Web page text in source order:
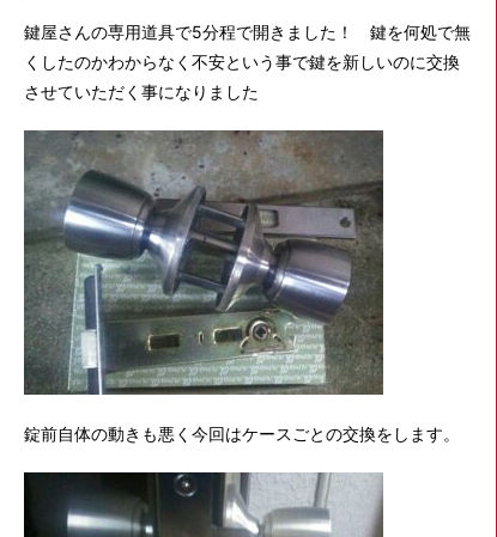
鍵屋さんの専用道具で5分程で開きました！ 鍵を何処で無
くしたのかわからなく不安という事で鍵を新しいのに交換
させていただく事になりました
錠前自体の動きも悪く今回はケースごとの交換をします。